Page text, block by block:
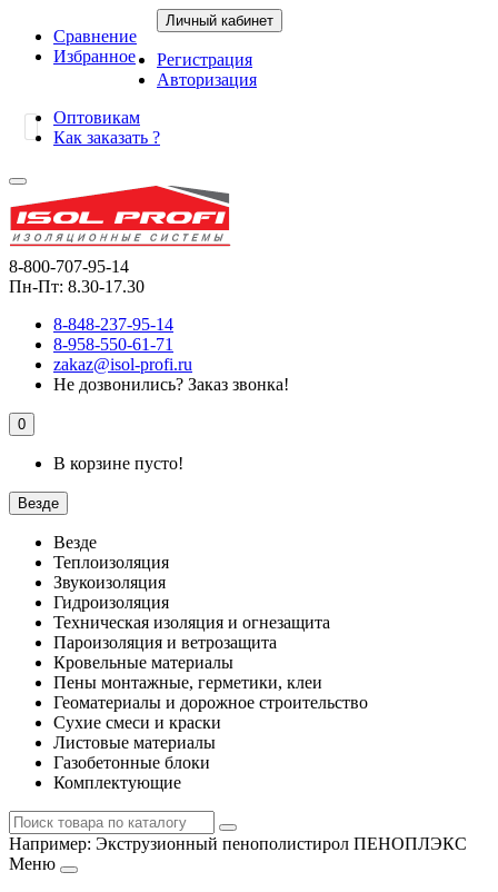
Сравнение
Избранное
Личный кабинет
Регистрация
Авторизация
Оптовикам
Как заказать ?
8-800-707-95-14
Пн-Пт: 8.30-17.30
8-848-237-95-14
8-958-550-61-71
zakaz@isol-profi.ru
Не дозвонились? Заказ звонка!
0
В корзине пусто!
Везде
Везде
Теплоизоляция
Звукоизоляция
Гидроизоляция
Техническая изоляция и огнезащита
Пароизоляция и ветрозащита
Кровельные материалы
Пены монтажные, герметики, клеи
Геоматериалы и дорожное строительство
Сухие смеси и краски
Листовые материалы
Газобетонные блоки
Комплектующие
Например: Экструзионный пенополистирол ПЕНОПЛЭКС
Меню